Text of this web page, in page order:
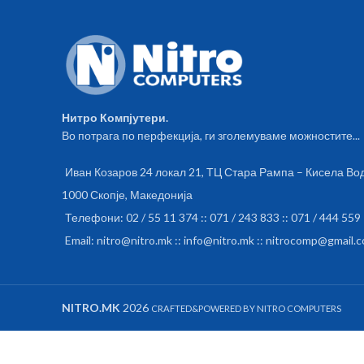
Нитро Компјутери.
Во потрага по перфекција, ги зголемуваме можностите...
Иван Козаров 24 локал 21, ТЦ Стара Рампа – Кисела
1000 Скопје, Македонија
Телефони: 02 / 55 11 374 :: 071 / 243 833 :: 071 / 444 559
Email: nitro@nitro.mk :: info@nitro.mk ::
NITRO.MK 2026 CRAFTED&POWERED BY NITRO COMPUTERS